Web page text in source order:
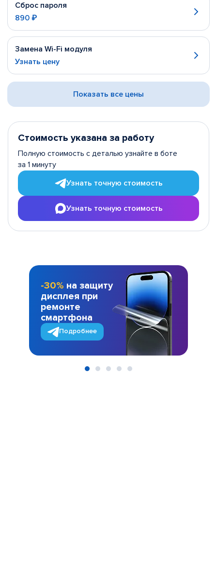
Сброс пароля
890 ₽
Замена Wi-Fi модуля
Узнать цену
Показать все цены
Стоимость указана за работу
Полную стоимость с деталью узнайте в боте
за 1 минуту
Узнать точную стоимость
Узнать точную стоимость
-30% на защиту
дисплея при
ремонте
смартфона
Подробнее